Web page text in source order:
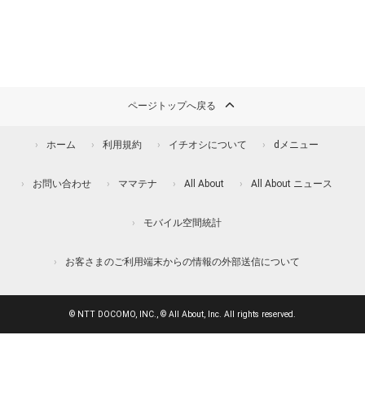
ページトップへ戻る
ホーム 利用規約 イチオシについて dメニュー
お問い合わせ ママテナ All About All About ニュース
モバイル空間統計
お客さまのご利用端末からの情報の外部送信について
© NTT DOCOMO, INC., © All About, Inc. All rights reserved.